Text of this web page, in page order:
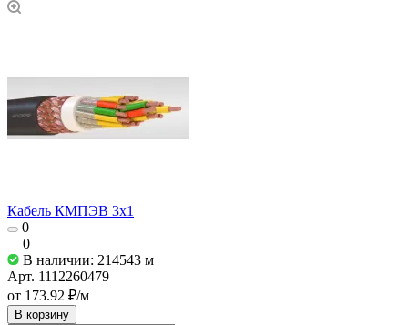
Кабель КМПЭВ 3х1
0
0
В наличии: 214543 м
Арт. 1112260479
от 173.92 ₽/м
В корзину